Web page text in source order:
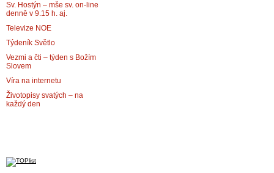
Sv. Hostýn – mše sv. on-line
denně v 9.15 h. aj.
Televize NOE
Týdeník Světlo
Vezmi a čti – týden s Božím
Slovem
Víra na internetu
Životopisy svatých – na
každý den